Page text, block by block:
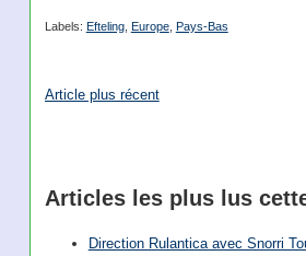
Labels: Efteling, Europe, Pays-Bas
Article plus récent
Articles les plus lus
Direction Rulantica avec Snorri